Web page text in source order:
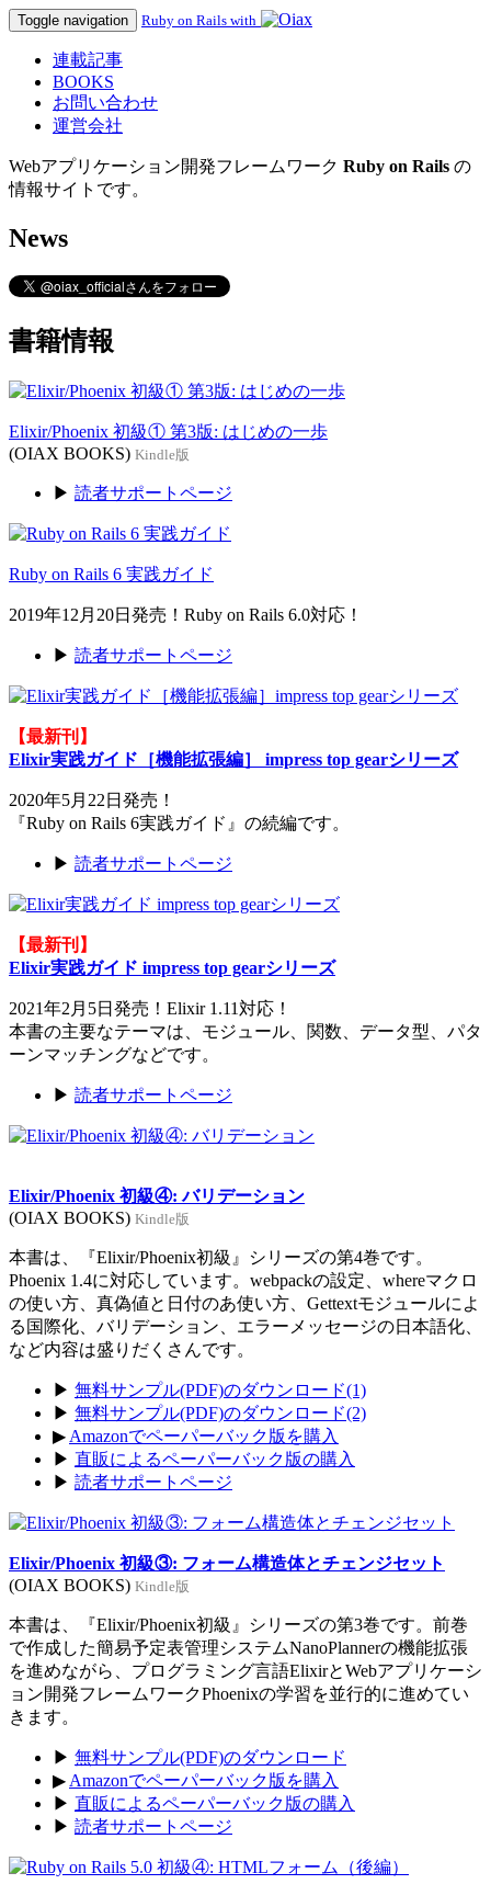
Toggle navigation Ruby on Rails with
連載記事
BOOKS
お問い合わせ
運営会社
Webアプリケーション開発フレームワーク Ruby on Rails の
情報サイトです。
News
書籍情報
Elixir/Phoenix 初級① 第3版: はじめの一歩
(OIAX BOOKS) Kindle版
▶ 読者サポートページ
Ruby on Rails 6 実践ガイド
2019年12月20日発売！Ruby on Rails 6.0対応！
▶ 読者サポートページ
【最新刊】
Elixir実践ガイド［機能拡張編］ impress top gearシリーズ
2020年5月22日発売！
『Ruby on Rails 6実践ガイド』の続編です。
▶ 読者サポートページ
【最新刊】
Elixir実践ガイド impress top gearシリーズ
2021年2月5日発売！Elixir 1.11対応！
本書の主要なテーマは、モジュール、関数、データ型、パタ
ーンマッチングなどです。
▶ 読者サポートページ
Elixir/Phoenix 初級④: バリデーション
(OIAX BOOKS) Kindle版
本書は、『Elixir/Phoenix初級』シリーズの第4巻です。
Phoenix 1.4に対応しています。webpackの設定、whereマクロ
の使い方、真偽値と日付のあ使い方、Gettextモジュールによ
る国際化、バリデーション、エラーメッセージの日本語化、
など内容は盛りだくさんです。
▶ 無料サンプル(PDF)のダウンロード(1)
▶ 無料サンプル(PDF)のダウンロード(2)
▶ Amazonでペーパーバック版を購入
▶ 直販によるペーパーバック版の購入
▶ 読者サポートページ
Elixir/Phoenix 初級③: フォーム構造体とチェンジセット
(OIAX BOOKS) Kindle版
本書は、『Elixir/Phoenix初級』シリーズの第3巻です。前巻
で作成した簡易予定表管理システムNanoPlannerの機能拡張
を進めながら、プログラミング言語ElixirとWebアプリケーシ
ョン開発フレームワークPhoenixの学習を並行的に進めてい
きます。
▶ 無料サンプル(PDF)のダウンロード
▶ Amazonでペーパーバック版を購入
▶ 直販によるペーパーバック版の購入
▶ 読者サポートページ